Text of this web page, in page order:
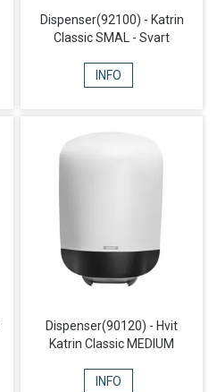
Dispenser(92100) - Katrin
Classic SMAL - Svart
INFO
Dispenser(90120) - Hvit
Katrin Classic MEDIUM
INFO